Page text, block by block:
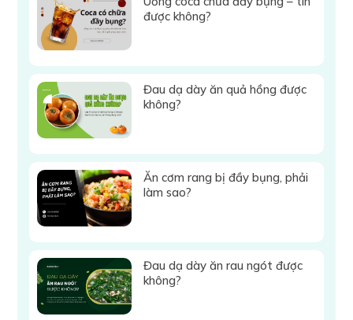
được không?
Đau dạ dày ăn quả hồng được
không?
Ăn cơm rang bị đầy bụng, phải
làm sao?
Đau dạ dày ăn rau ngót được
không?